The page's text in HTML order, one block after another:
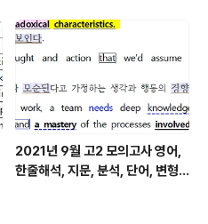
2021년 9월 고2 모의고사 영어,
한줄해석, 지문, 분석, 단어, 변형